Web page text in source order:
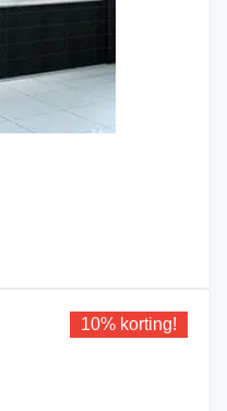
10% korting!